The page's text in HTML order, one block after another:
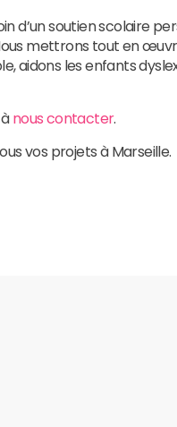
d’un soutien scolaire
mettrons tout en
aidons les enfants
nous contacter.
vos projets à Marseille.